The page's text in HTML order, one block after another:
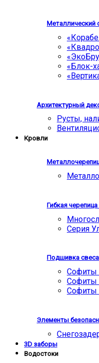
Металлический
«Блок-
Архитектурный
Русты,
Кровли
Гибкая
Серия
Подшивка
Софиты
Софиты
Софиты
Элементы
3D заборы
Водостоки